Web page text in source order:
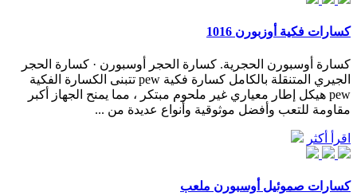
كسارات فكية أوزبورن 1016
كسارة أوسبورن الحجرية. كسارة الحجر أوسبورن · كسارة الحجر
الجيري المتنقلة بالكامل كسارة فكية pew تتبنى الكسارة الفكية
pew هيكل إطار معياري غير ملحوم مبتكر ، مما يمنح الجهاز أكبر
مقاومة للتعب وأفضل موثوقية وأنواع عديدة من ...
اقرأ أكثر
كسارات صموئيل أوسبورن ملعب